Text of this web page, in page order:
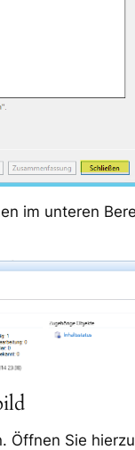
im unteren
Öffnen Sie hierzu